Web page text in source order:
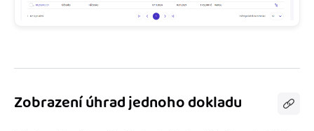
Zobrazení úhrad jednoho dokladu